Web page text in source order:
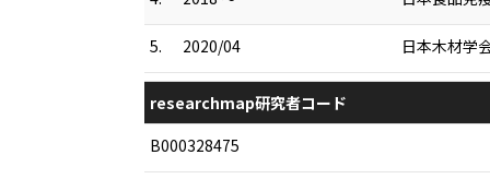
5. 2020/04 日本木材学
researchmap研究者コード
B000328475